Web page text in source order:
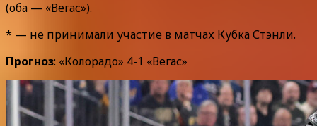
(оба — «Вегас»).
* — не принимали участие в матчах Кубка Стэнли.
Прогноз: «Колорадо» 4-1 «Вегас»